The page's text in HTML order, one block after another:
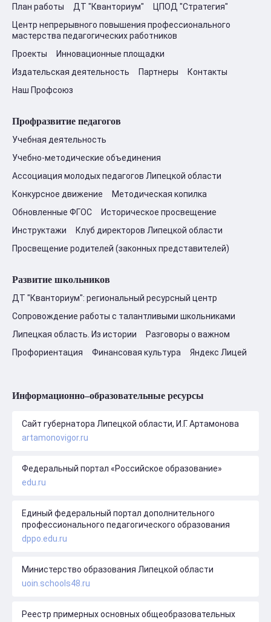
План работы ДТ "Кванториум"
ЦПОД "Стратегия"
Центр непрерывного повышения профессионального
мастерства педагогических работников
Проекты
Инновационные площадки
Издательская деятельность
Партнеры
Контакты
Наш Профсоюз
Профразвитие педагогов
Учебная деятельность
Учебно-методические объединения
Ассоциация молодых педагогов Липецкой области
Конкурсное движение
Методическая копилка
Обновленные ФГОС
Историческое просвещение
Инструктажи
Клуб директоров Липецкой области
Просвещение родителей (законных представителей)
Развитие школьников
ДТ "Кванториум": региональный ресурсный центр
Сопровождение работы с талантливыми школьниками
Липецкая область. Из истории
Разговоры о важном
Профориентация
Финансовая культура Яндекс Лицей
Информационно–образовательные ресурсы
Сайт губернатора Липецкой области, И.Г. Артамонова
artamonovigor.ru
Федеральный портал «Российское образование»
edu.ru
Единый федеральный портал дополнительного
профессионального педагогического образования
dppo.edu.ru
Министерство образования Липецкой области
uoin.schools48.ru
Реестр примерных основных общеобразовательных